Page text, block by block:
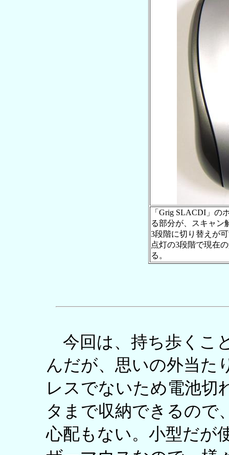
「Grig SLACDI」の
る部分が、スキャン
3段階に切り替えが
点灯の3段階で現在
る。
今回は、持ち歩くこ
んだが、思いの外当た
レスでないため電池切
タまで収納できるので
心配もない。小型だが